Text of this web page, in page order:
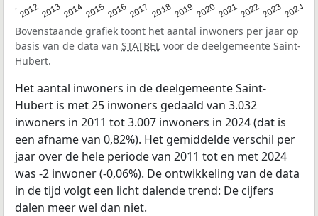
201220132014201520162017 20182019 20202021202220232024
Bovenstaande grafiek toont het aantal inwoners per jaar op
basis van de data van STATBEL voor de deelgemeente Saint-
Hubert.
Het aantal inwoners in de deelgemeente Saint-
Hubert is met 25 inwoners gedaald van 3.032
inwoners in 2011 tot 3.007 inwoners in 2024 (dat is
een afname van 0,82%). Het gemiddelde verschil per
jaar over de hele periode van 2011 tot en met 2024
was -2 inwoner (-0,06%). De ontwikkeling van de data
in de tijd volgt een licht dalende trend: De cijfers
dalen meer wel dan niet.